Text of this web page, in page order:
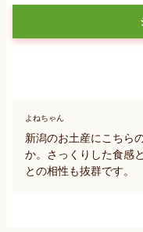
よねちゃん
新潟のお土産にこちら
か。さっくりした食感
との相性も抜群です。